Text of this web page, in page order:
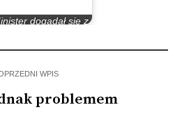
dogadał się z
WPIS
problemem